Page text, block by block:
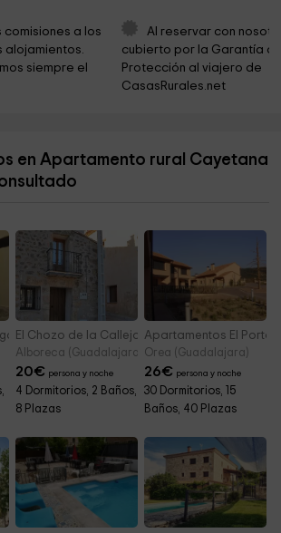
0,4 km
0,4 km
comisiones a los
alojamientos.
siempre el
Al reservar con
cubierto por la Garantía
Protección al viajero de
CasasRurales.net
en Apartamento rural Cayetana
El Chozo de la Calleja
Alboreca (Guadalajara)
20€ persona y noche
4 Dormitorios, 2 Baños,
8 Plazas
Apartamentos El
Orea (Guadalajara)
26€ persona y noche
30 Dormitorios, 15
Baños, 40 Plazas